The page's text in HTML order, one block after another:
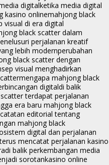
digitalketika media digital
kasino onlinemahjong black
visual di era digital
black scatter dalam
perjalanan kreatif
lebih modernperubahan
black scatter dengan
visual menghadirkan
mengapa mahjong black
digitaldi balik
terdapat perjalanan
era baru mahjong black
catatan editorial tentang
mahjong black
digital dan perjalanan
mencatat perjalanan kasino
di balik perkembangan media
sorotankasino online